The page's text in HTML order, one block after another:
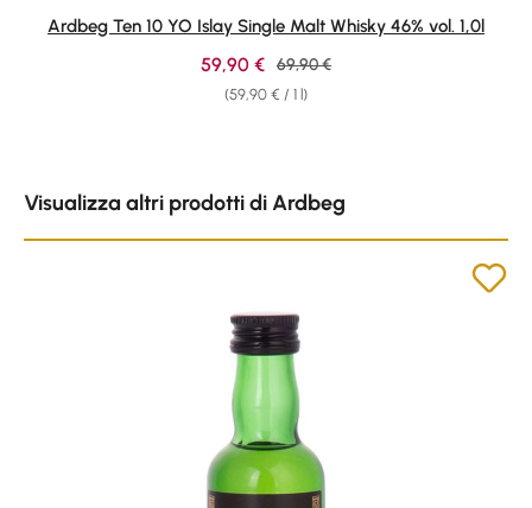
Average rating of 4.88 out of 5 stars
Ardbeg Ten 10 YO Islay Single Malt Whisky 46% vol. 1,0l
(59,90 € / 1 l)
Sale price:
59,90 € Regular price:
69,90 €
Visualizza altri prodotti di Ardbeg